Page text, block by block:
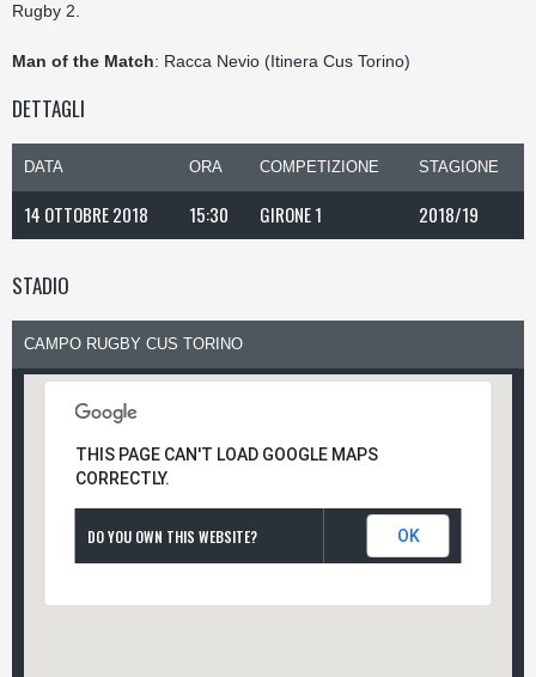
Rugby 2.
Man of the Match: Racca Nevio (Itinera Cus Torino)
DETTAGLI
DATA ORA COMPETIZIONE STAGIONE
14 OTTOBRE 2018 15:30 GIRONE 1 2018/19
STADIO
CAMPO RUGBY CUS TORINO
THIS PAGE CAN'T LOAD GOOGLE MAPS
CORRECTLY.
DO YOU OWN THIS WEBSITE? OK